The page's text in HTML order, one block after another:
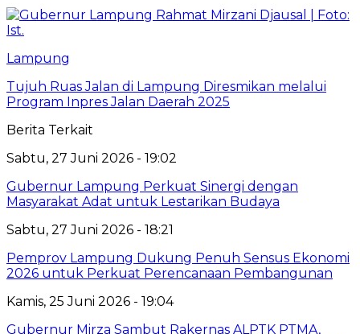
Lampung
Tujuh Ruas Jalan di Lampung Diresmikan melalui
Program Inpres Jalan Daerah 2025
Berita Terkait
Sabtu, 27 Juni 2026 - 19:02
Gubernur Lampung Perkuat Sinergi dengan
Masyarakat Adat untuk Lestarikan Budaya
Sabtu, 27 Juni 2026 - 18:21
Pemprov Lampung Dukung Penuh Sensus Ekonomi
2026 untuk Perkuat Perencanaan Pembangunan
Kamis, 25 Juni 2026 - 19:04
Gubernur Mirza Sambut Rakernas ALPTK PTMA,